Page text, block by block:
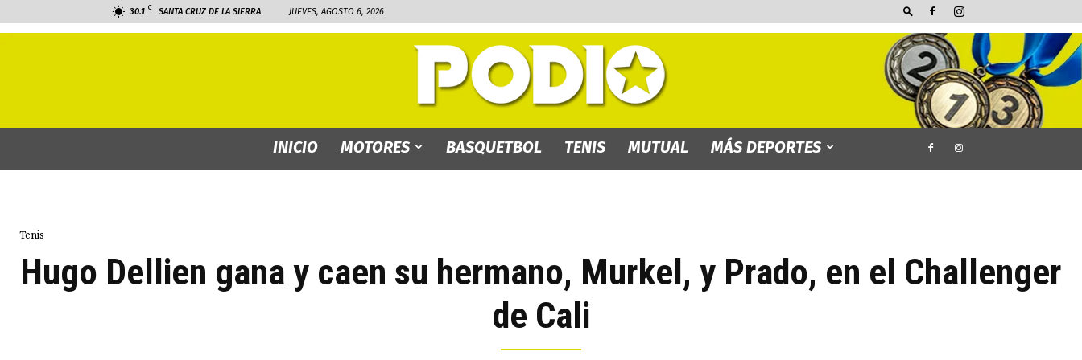
30.1 C SANTA CRUZ DE LA SIERRA JUEVES, AGOSTO 6, 2026
INICIO MOTORES BASQUETBOL TENIS MUTUAL MÁS DEPORTES
Tenis
Hugo Dellien gana y caen su hermano, Murkel, y Prado, en el Challenger
de Cali